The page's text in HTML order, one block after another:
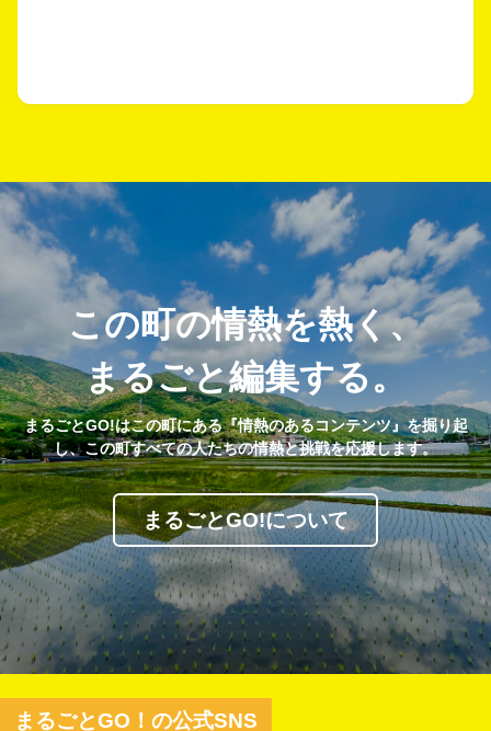
この町の情熱を熱く、
まるごと編集する。
まるごとGO!はこの町にある『情熱のあるコンテンツ』を掘り起
し、この町すべての人たちの情熱と挑戦を応援します。
まるごとGO!について
まるごとGO！の公式SNS